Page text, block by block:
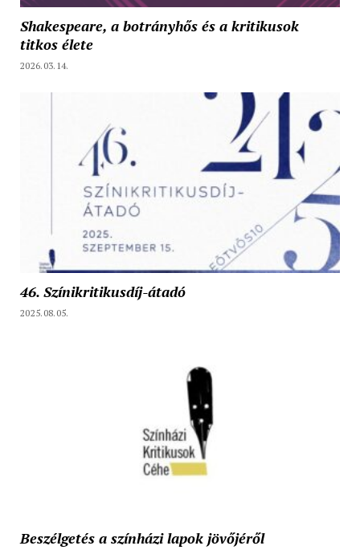
Shakespeare, a botrányhős és a kritikusok
titkos élete
2026.03.14.
46. Színikritikusdíj-átadó
2025.08.05.
Beszélgetés a színházi lapok jövőjéről